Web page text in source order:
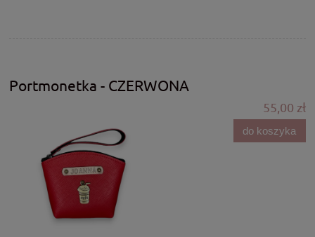
Portmonetka - CZERWONA
55,00 zł
do koszyka